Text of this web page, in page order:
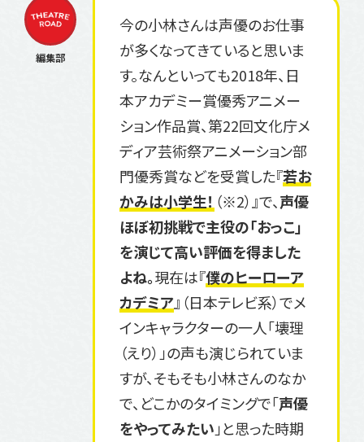
今の小林さんは声優のお仕事
が多くなってきていると思いま
す。なんといっても2018年、日
本アカデミー賞優秀アニメー
ション作品賞、第22回文化庁メ
ディア芸術祭アニメーション部
門優秀賞などを受賞した『若お
かみは小学生！ （※2）』で、声優
ほぼ初挑戦で主役の「おっこ」
を演じて高い評価を得ました
よね。現在は『僕のヒーローア
カデミア』（日本テレビ系）でメ
インキャラクターの一人「壊理
（えり）」の声も演じられていま
すが、そもそも小林さんのなか
で、どこかのタイミングで「声優
をやってみたい」と思った時期